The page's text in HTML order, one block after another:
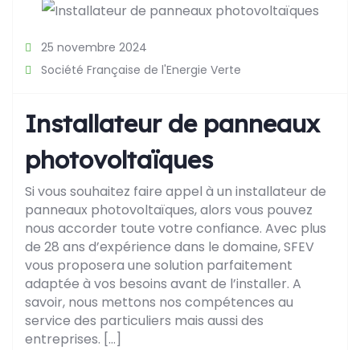
25 novembre 2024
Société Française de l'Energie Verte
Installateur de panneaux
photovoltaïques
Si vous souhaitez faire appel à un installateur de
panneaux photovoltaïques, alors vous pouvez
nous accorder toute votre confiance. Avec plus
de 28 ans d’expérience dans le domaine, SFEV
vous proposera une solution parfaitement
adaptée à vos besoins avant de l’installer. A
savoir, nous mettons nos compétences au
service des particuliers mais aussi des
entreprises. […]